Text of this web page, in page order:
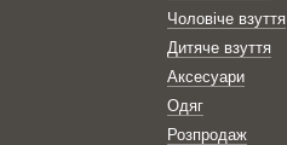
Чоловіче взуття
Дитяче взуття
Аксесуари
Одяг
Розпродаж